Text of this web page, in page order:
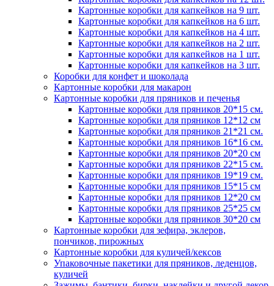
Картонные коробки для капкейков на 9 шт.
Картонные коробки для капкейков на 6 шт.
Картонные коробки для капкейков на 4 шт.
Картонные коробки для капкейков на 2 шт.
Картонные коробки для капкейков на 1 шт.
Картонные коробки для капкейков на 3 шт.
Коробки для конфет и шоколада
Картонные коробки для макарон
Картонные коробки для пряников и печенья
Картонные коробки для пряников 20*15 см.
Картонные коробки для пряников 12*12 см
Картонные коробки для пряников 21*21 см.
Картонные коробки для пряников 16*16 см.
Картонные коробки для пряников 20*20 см
Картонные коробки для пряников 22*15 см.
Картонные коробки для пряников 19*19 см.
Картонные коробки для пряников 15*15 см
Картонные коробки для пряников 12*20 см
Картонные коробки для пряников 25*25 см
Картонные коробки для пряников 30*20 см
Картонные коробки для зефира, эклеров,
пончиков, пирожных
Картонные коробки для куличей/кексов
Упаковочные пакетики для пряников, леденцов,
куличей